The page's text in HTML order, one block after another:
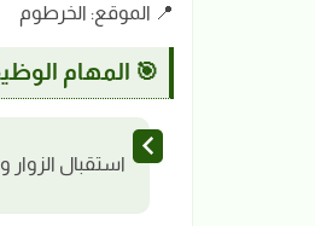
📍 الموقع: الخرطوم
🎯 المهام
استقبال الزوار